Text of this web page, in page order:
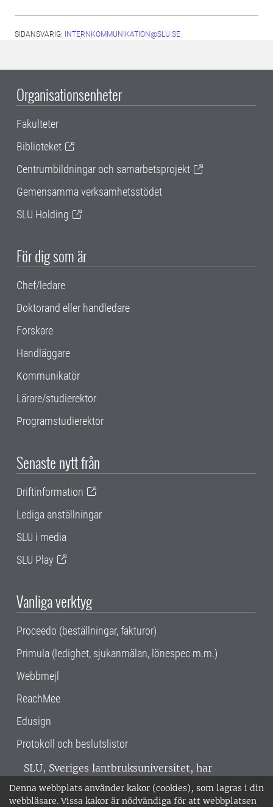
Denna webbplats använder kakor (cookies), som lagras i din
webbläsare. Vissa kakor är nödvändiga för att webbplatsen
SIDANSVARIG: INTERNKOMMUNIKATION@SLU.SE
Organisationsenheter
Fakulteter
Biblioteket
Centrumbildningar och samarbetsprojekt
Gemensamma verksamhetsstödet
SLU Holding
För dig som är
Chef/ledare
Doktorand eller handledare
Forskare
Handläggare
Kommunikatör
Lärare/studierektor
Programstudierektor
Senaste nytt från
Driftinformation
Lediga anställningar
SLU i media
SLU Play
Vanliga verktyg
Proceedo (beställningar, fakturor)
Primula (ledighet, sjukanmälan, lönespec m.m.)
Webbmejl
ReachMee
Edusign
Protokoll och beslutslistor
SLU, Sveriges lantbruksuniversitet, har
verksamhet över hela Sverige. Huvudorter är
Alnarp, Uppsala och Umeå.SLU är